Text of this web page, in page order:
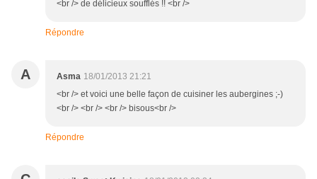
<br /> de délicieux soufflés !! <br />
Répondre
A Asma 18/01/2013 21:21
<br /> et voici une belle façon de cuisiner les aubergines ;-)
<br /> <br /> <br /> bisous<br />
Répondre